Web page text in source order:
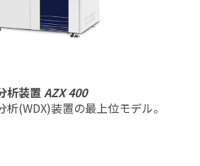
析装置AZX 400
(WDX)装置の最上位モデル。